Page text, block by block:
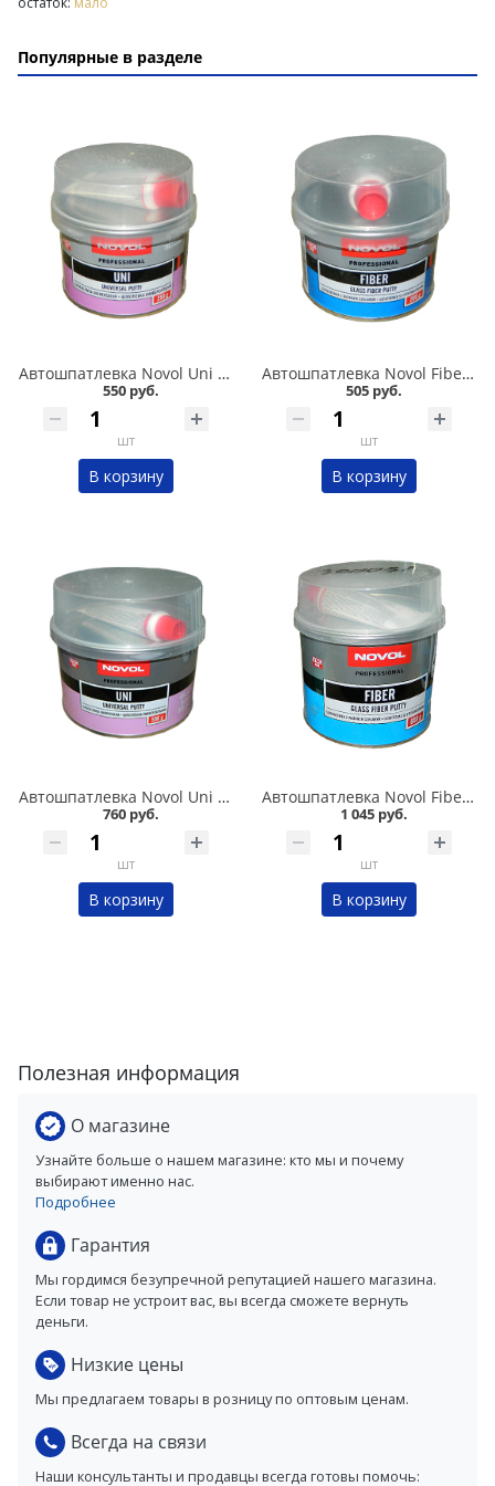
Популярные в разделе
Автошпатлевка Novol Uni 0,25 кг универсальная в Омске
550 руб.
шт
В корзину
Автошпатлевка Novol Fiber 0,2 кг стекловолокно в Омске
505 руб.
шт
В корзину
Автошпатлевка Novol Uni 0,5 кг универсальная в Омске
760 руб.
шт
В корзину
Автошпатлевка Novol Fiber 0,6 кг стекловолокно в Омске
1 045 руб.
шт
В корзину
Полезная информация
О магазине
Узнайте больше о нашем магазине: кто мы и почему
выбирают именно нас.
Подробнее
Гарантия
Мы гордимся безупречной репутацией нашего магазина.
Если товар не устроит вас, вы всегда сможете вернуть
деньги.
Низкие цены
Мы предлагаем товары в розницу по оптовым ценам.
Всегда на связи
Наши консультанты и продавцы всегда готовы помочь: